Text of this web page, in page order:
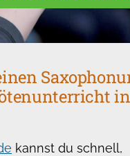
in
kannst du schnell,